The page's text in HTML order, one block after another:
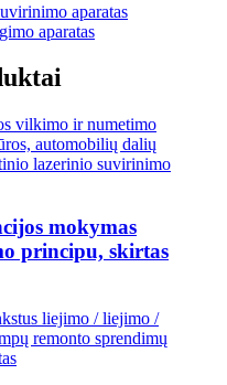
aparatas
aparatas
mokymas
principu, skirtas